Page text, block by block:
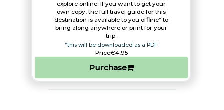
explore online. If you want to get your
own copy, the full travel guide for this
destination is available to you offline* to
bring along anywhere or print for your
trip.​
*this will be downloaded as a PDF.
Price€4,95
Purchase